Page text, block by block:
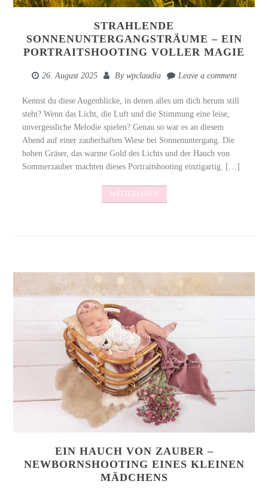
STRAHLENDE
SONNENUNTERGANGSTRÄUME – EIN
PORTRAITSHOOTING VOLLER MAGIE
26. August 2025 By wpclaudia Leave a comment
Kennst du diese Augenblicke, in denen alles um dich herum still
steht? Wenn das Licht, die Luft und die Stimmung eine leise,
unvergessliche Melodie spielen? Genau so war es an diesem
Abend auf einer zauberhaften Wiese bei Sonnenuntergang. Die
hohen Gräser, das warme Gold des Lichts und der Hauch von
Sommerzauber machten dieses Portraitshooting einzigartig. […]
WEITERLESEN
EIN HAUCH VON ZAUBER –
NEWBORNSHOOTING EINES KLEINEN
MÄDCHENS